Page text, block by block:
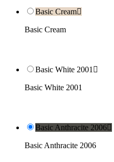
Basic Cream
Basic Cream
Basic White 2001 
Basic White 2001
Basic Anthracite 2006
Basic Anthracite 2006